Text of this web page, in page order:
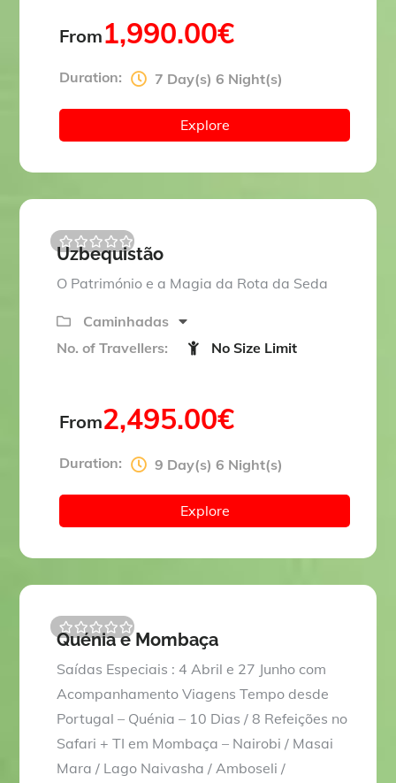
From1,990.00€
Duration: 7 Day(s) 6 Night(s)
Explore
0
u
o
5
Uzbequistão
O Património e a Magia da Rota da Seda
Caminhadas
No. of Travellers:
No Size Limit
From2,495.00€
Duration: 9 Day(s) 6 Night(s)
Explore
0
u
t
o
f
5
Quénia e Mombaça
Saídas Especiais : 4 Abril e 27 Junho com
Acompanhamento Viagens Tempo desde
Portugal – Quénia – 10 Dias / 8 Refeições no
Safari + TI em Mombaça – Nairobi / Masai
Mara / Lago Naivasha / Amboseli /